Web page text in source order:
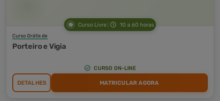
Curso Livre 10 a 60 horas
Curso Grátis de
Porteiro e Vigia
CURSO ON-LINE
DETALHES MATRICULAR AGORA